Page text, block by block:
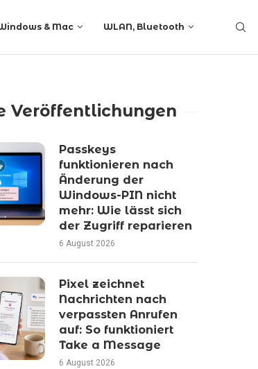
& Mac WLAN, Bluetooth
Veröffentlichungen
Passkeys
funktionieren nach
Änderung der
Windows-PIN nicht
mehr: Wie lässt sich
der Zugriff reparieren
6 August 2026
Pixel zeichnet
Nachrichten nach
verpassten Anrufen
auf: So funktioniert
Take a Message
6 August 2026